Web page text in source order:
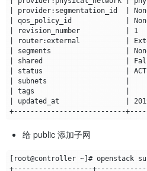
给 public 添加子网